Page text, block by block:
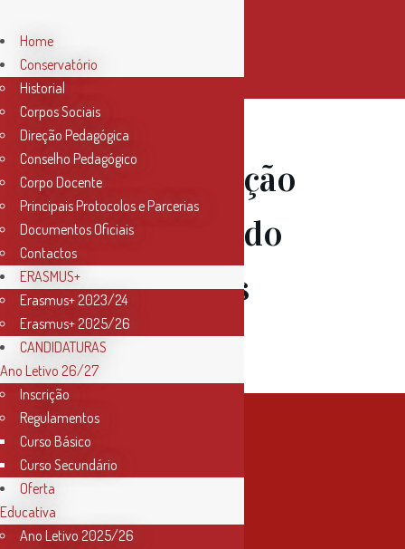
22 Jan
Audição
dos alunos do
Colégio “Os
Lusitanos”
Home
Conservatório
Historial
Corpos Sociais
Direção Pedagógica
Conselho Pedagógico
Corpo Docente
Principais Protocolos e Parcerias
Documentos Oficiais
Contactos
ERASMUS+
Erasmus+ 2023/24
Erasmus+ 2025/26
CANDIDATURAS
Ano Letivo 26/27
Inscrição
Regulamentos
Curso Básico
Curso Secundário
Oferta
Educativa
Ano Letivo 2025/26